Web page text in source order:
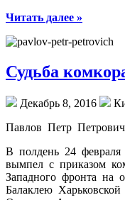
Читать далее »
Судьба
Декабрь 8, 2016
Павлов Петр
В полдень 24
вымпел с приказом
Западного фронта на
Балаклею